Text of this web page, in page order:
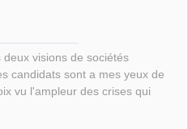
deux visions de sociétés
candidats sont a mes yeux de
vu l'ampleur des crises qui